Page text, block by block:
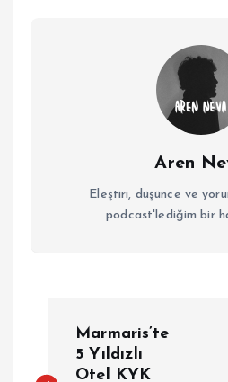
Aren
Eleştiri, düşünce ve
podcast'lediğim bir
Marmaris’te
5 Yıldızlı
Otel KYK